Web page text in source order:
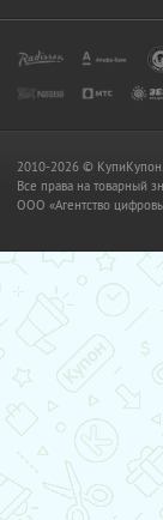
2010-2026 ©
Все права на товарный
OOO «Агентство